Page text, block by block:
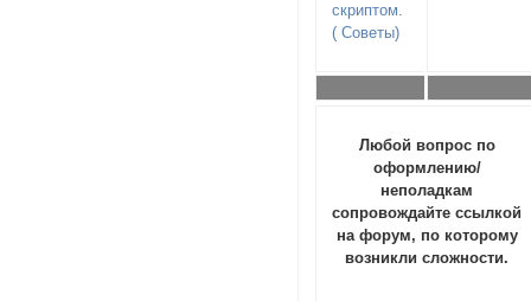
скриптом.
( Советы)
Любой вопрос по
оформлению/
неполадкам
сопровождайте ссылкой
на форум, по которому
возникли сложности.